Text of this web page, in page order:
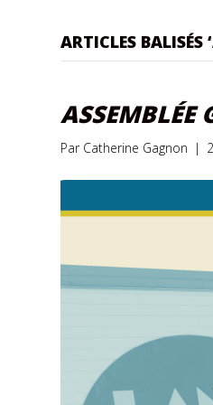
ARTICLES BALISÉS
ASSEMBLÉE
Par Catherine Gagnon |